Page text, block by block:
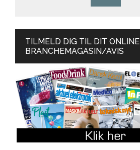
TILMELD DIG TIL DIT ONLINE
BRANCHEMAGASIN/AVIS